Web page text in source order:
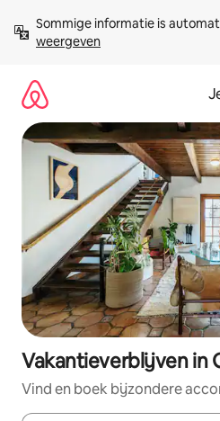
direct
naar
Sommige informatie is
weergeven
Vakantieverblijven in
Vind en boek bijzondere